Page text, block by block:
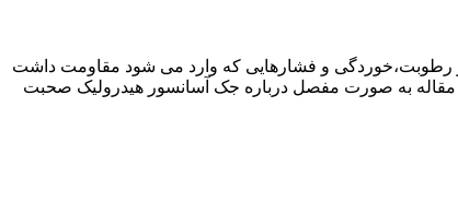
رطوبت،خوردگی و فشارهایی که وارد می شود مقاومت داشت
مقاله به صورت مفصل درباره جک آسانسور هیدرولیک صحبت